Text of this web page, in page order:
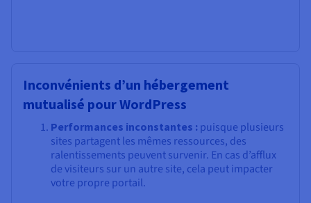
Inconvénients d’un hébergement
mutualisé pour WordPress
Performances inconstantes : puisque plusieurs
sites partagent les mêmes ressources, des
ralentissements peuvent survenir. En cas d’afflux
de visiteurs sur un autre site, cela peut impacter
votre propre portail.